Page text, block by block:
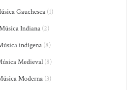
Gauchesca(1)
Indiana(2)
indígena(8)
Medieval(8)
Moderna(3)